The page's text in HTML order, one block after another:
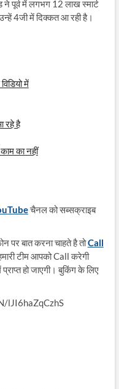
ने पूर्व में लगभग 12 लाख स्मार्ट
4जी में दिक्कत आ रही है।
में
रहे है
का नहीं
चैनल को सब्सक्राइब
पर बात करना चाहते है तोCall
टीम आपको Call करेगी
हो जाएगी। बुकिंग के लिए
lJI6haZqCzhS